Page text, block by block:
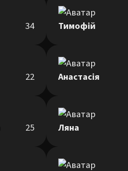
34 Тимофій
22 Анастасія
25 Ляна